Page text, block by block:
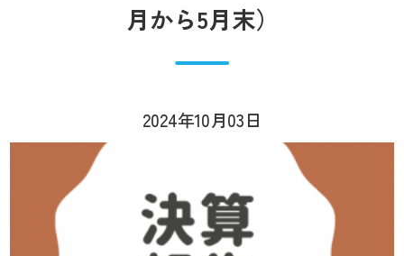
月から5月末）
2024年10月03日